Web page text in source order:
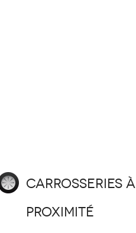
Carrosseries à
proximité